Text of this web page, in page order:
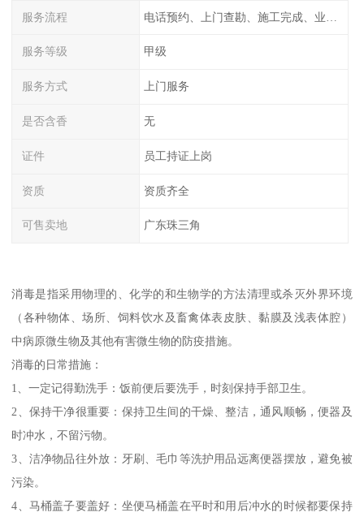
服务流程
服务等级 甲级
服务方式 上门服务
是否含香 无
证件 员工持证上岗
资质 资质齐全
可售卖地 广东珠三角
消毒是指采用物理的、化学的和生物学的方法清理或杀灭外界环境
（各种物体、场所、饲料饮水及畜禽体表皮肤、黏膜及浅表体腔）
中病原微生物及其他有害微生物的防疫措施。
消毒的日常措施：
1、一定记得勤洗手：饭前便后要洗手，时刻保持手部卫生。
2、保持干净很重要：保持卫生间的干燥、整洁，通风顺畅，便器及
时冲水，不留污物。
3、洁净物品往外放：牙刷、毛巾等洗护用品远离便器摆放，避免被
污染。
4、马桶盖子要盖好：坐便马桶盖在平时和用后冲水的时候都要保持